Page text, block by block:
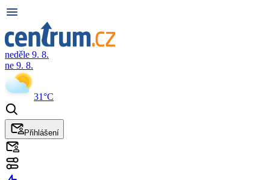
neděle 9. 8.
ne 9. 8.
31°C
Přihlášení